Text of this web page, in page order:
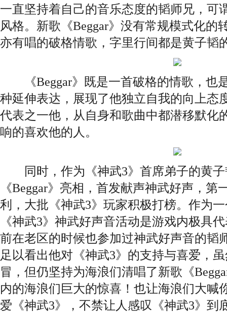
一直坚持着自己的音乐态度的韬师兄，可
风格。新歌《Beggar》没有常规模式化的
亦有唱的破格情歌，字里行间都是黄子韬
《Beggar》既是一首破格的情歌，也
种延伸表达，展现了他独立自我的向上态
代表之一他，从自身和歌曲中都潜移默化
响的喜欢他的人。
同时，作为《神武3》首席弟子的黄子
《Beggar》亮相，首发献声神武好声，
利，大批《神武3》玩家积极打榜。作为
《神武3》神武好声音活动是游戏内极具
前在老区的时候也参加过神武好声音的韬
足以看出他对《神武3》的支持与喜爱，
冒，但仍坚持为海浪们清唱了新歌《
内的海浪们巨大的惊喜！也让海浪们大喊
爱《神武3》，不禁让人感叹《神武3》到